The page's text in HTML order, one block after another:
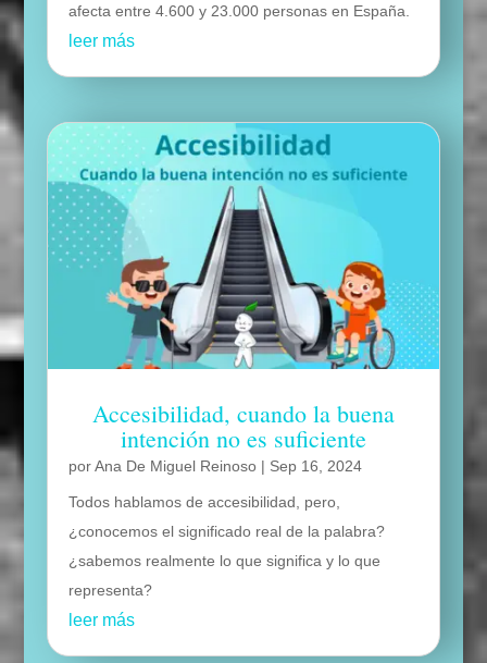
afecta entre 4.600 y 23.000 personas en España.
leer más
Accesibilidad, cuando la buena
intención no es suficiente
porAna De Miguel Reinoso| Sep 16, 2024
Todos hablamos de accesibilidad, pero,
¿conocemos el significado real de la palabra?
¿sabemos realmente lo que significa y lo que
representa?
leer más